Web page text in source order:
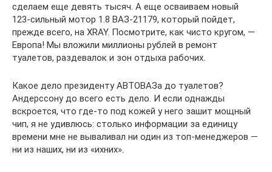
сделаем еще девять тысяч. А еще осваиваем новый
123‑сильный мотор 1.8 ВАЗ‑21179, который пойдет,
прежде всего, на XRAY. Посмотрите, как чисто кругом, —
Европа! Мы вложили миллионы рублей в ремонт
туалетов, раздевалок и зон отдыха рабочих.
Какое дело президенту АВТОВАЗа до туалетов?
Андерссону до всего есть дело. И если однажды
вскроется, что где-то под кожей у него зашит мощный
чип, я не удивлюсь: столько информации за единицу
времени мне не вываливал ни один из топ-менеджеров —
ни из наших, ни из «ихних».